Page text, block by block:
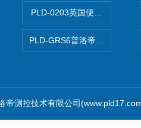
PLD-0203英国便携式油品颗
PLD-GRS6普洛帝全自动微量
帝测控技术有限公司